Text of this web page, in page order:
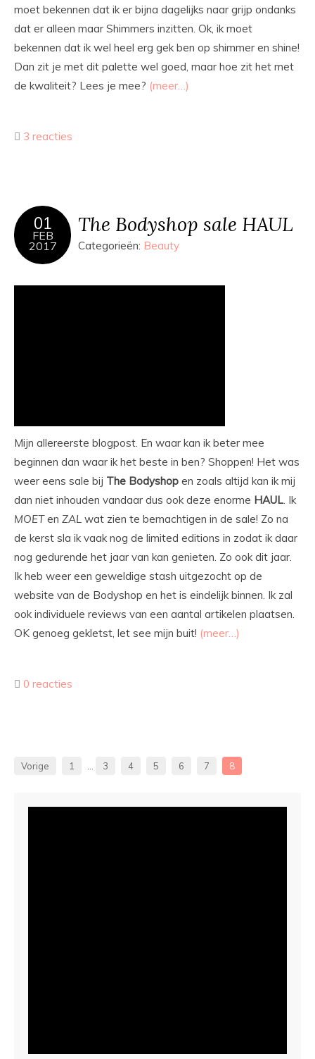
moet bekennen dat ik er bijna dagelijks naar grijp ondanks
dat er alleen maar Shimmers inzitten. Ok, ik moet
bekennen dat ik wel heel erg gek ben op shimmer en shine!
Dan zit je met dit palette wel goed, maar hoe zit het met
de kwaliteit? Lees je mee? (meer…)
3 reacties
01
FEB
2017
The Bodyshop sale HAUL
Categorieën: Beauty
Mijn allereerste blogpost. En waar kan ik beter mee
beginnen dan waar ik het beste in ben? Shoppen! Het was
weer eens sale bij The Bodyshop en zoals altijd kan ik mij
dan niet inhouden vandaar dus ook deze enorme HAUL. Ik
MOETen ZAL wat zien te bemachtigen in de sale! Zo na
de kerst sla ik vaak nog de limited editions in zodat ik daar
nog gedurende het jaar van kan genieten. Zo ook dit jaar.
Ik heb weer een geweldige stash uitgezocht op de
website van de Bodyshop en het is eindelijk binnen. Ik zal
ook individuele reviews van een aantal artikelen plaatsen.
OK genoeg gekletst, let see mijn buit! (meer…)
0 reacties
Vorige 1 3 4 5 6 7 8